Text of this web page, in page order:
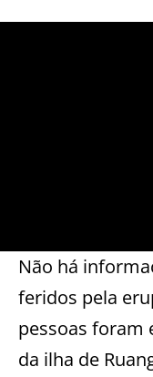
Não há
feridos pela
pessoas foram
da ilha de